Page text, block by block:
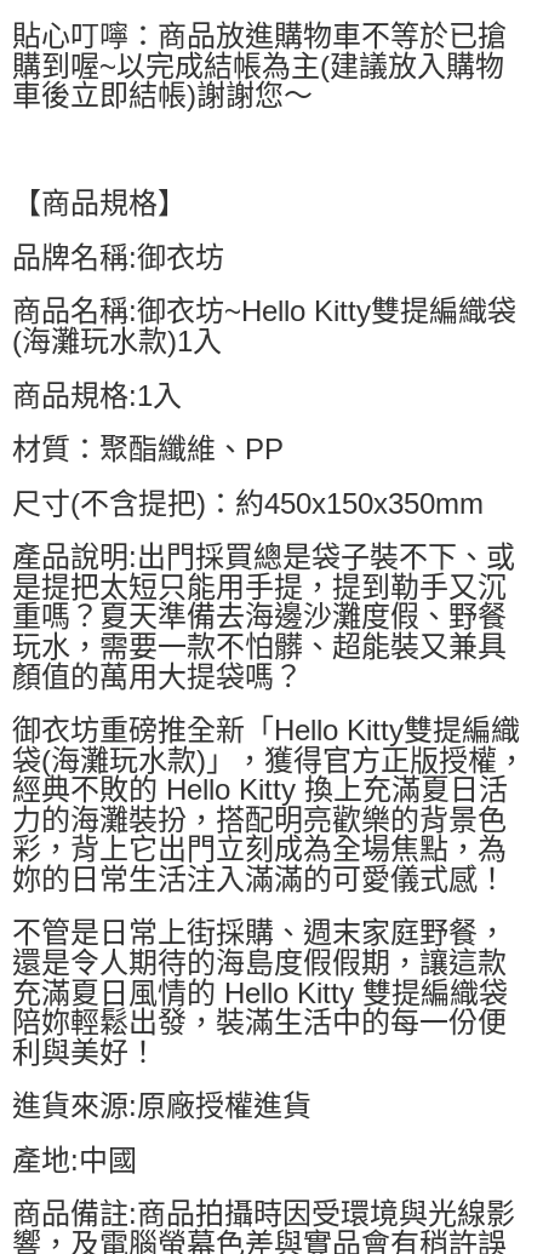
國家/地區配送0330 查看運費
貼心叮嚀：商品放進購物車不等於已搶
購到喔~以完成結帳為主(建議放入購物
車後立即結帳)謝謝您～
【商品規格】
品牌名稱:御衣坊
商品名稱:御衣坊~Hello Kitty雙提編織袋
(海灘玩水款)1入
商品規格:1入
材質：聚酯纖維、PP
尺寸(不含提把)：約450x150x350mm
產品說明:出門採買總是袋子裝不下、或
是提把太短只能用手提，提到勒手又沉
重嗎？夏天準備去海邊沙灘度假、野餐
玩水，需要一款不怕髒、超能裝又兼具
顏值的萬用大提袋嗎？
御衣坊重磅推全新「Hello Kitty雙提編織
袋(海灘玩水款)」，獲得官方正版授權，
經典不敗的 Hello Kitty 換上充滿夏日活
力的海灘裝扮，搭配明亮歡樂的背景色
彩，背上它出門立刻成為全場焦點，為
妳的日常生活注入滿滿的可愛儀式感！
不管是日常上街採購、週末家庭野餐，
還是令人期待的海島度假假期，讓這款
充滿夏日風情的 Hello Kitty 雙提編織袋
陪妳輕鬆出發，裝滿生活中的每一份便
利與美好！
進貨來源:原廠授權進貨
產地:中國
商品備註:商品拍攝時因受環境與光線影
響，及電腦螢幕色差與實品會有稍許誤